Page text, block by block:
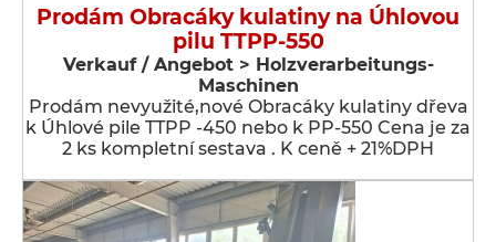
Prodám Obracáky kulatiny na Úhlovou
pilu TTPP-550
Verkauf / Angebot > Holzverarbeitungs-
Maschinen
Prodám nevyužité,nové Obracáky kulatiny dřeva
k Úhlové pile TTPP -450 nebo k PP-550 Cena je za
2 ks kompletní sestava . K ceně + 21%DPH